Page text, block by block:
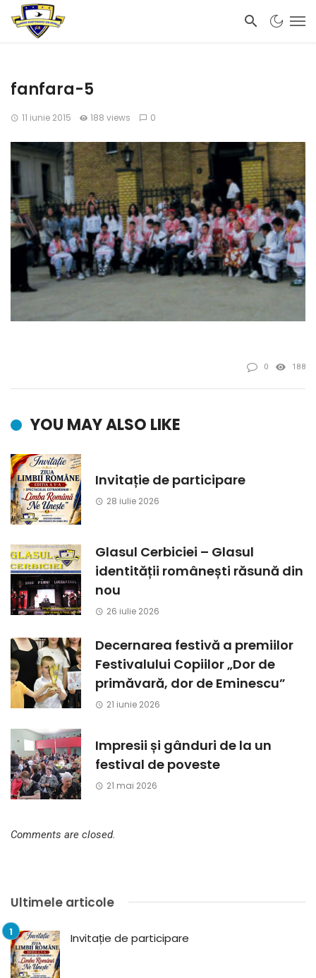
fanfara-5
11 iunie 2015 188 views 0
0 188
YOU MAY ALSO LIKE
Invitație de participare
28 iulie 2026
Glasul Cerbiciei – Glasul
identității românești răsună din
nou
26 iulie 2026
Decernarea festivă a premiilor
Festivalului Copiilor „Dor de
primăvară, dor de Eminescu”
21 iunie 2026
Impresii și gânduri de la un
festival de poveste
21 mai 2026
Comments are closed.
Ultimele articole
Invitație de participare